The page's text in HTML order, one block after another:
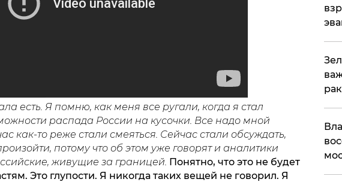
есть. Я помню, как меня все ругали, когда я стал
распада России на кусочки. Все надо мной
как-то реже стали смеяться. Сейчас стали обсуждать,
потому что об этом уже говорят и аналитики
живущие за границей. Понятно, что это не будет
Это глупости. Я никогда таких вещей не говорил. Я